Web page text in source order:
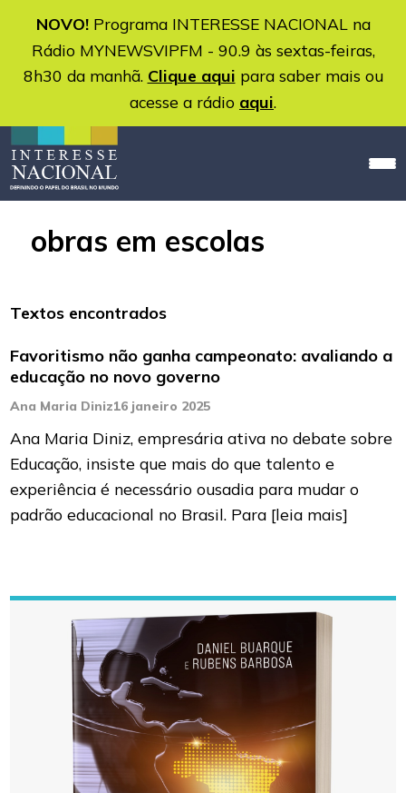
NOVO!Programa INTERESSE NACIONAL na
Rádio MYNEWSVIPFM - 90.9 às sextas-feiras,
8h30 da manhã. Clique aqui para saber mais ou
acesse a rádio aqui.
obras em escolas
Textos encontrados
Favoritismo não ganha campeonato: avaliando a
educação no novo governo
Ana Maria Diniz16 janeiro 2025
Ana Maria Diniz, empresária ativa no debate sobre
Educação, insiste que mais do que talento e
experiência é necessário ousadia para mudar o
padrão educacional no Brasil. Para [leia mais]